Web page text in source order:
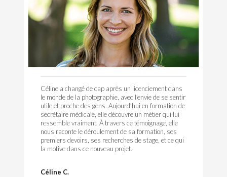
Céline a changé de cap après un licenciement dans
le monde de la photographie, avec l’envie de se sentir
utile et proche des gens. Aujourd’hui en formation de
secrétaire médicale, elle découvre un métier qui lui
ressemble vraiment. À travers ce témoignage, elle
nous raconte le déroulement de sa formation, ses
premiers devoirs, ses recherches de stage, et ce qui
la motive dans ce nouveau projet.
Céline C.